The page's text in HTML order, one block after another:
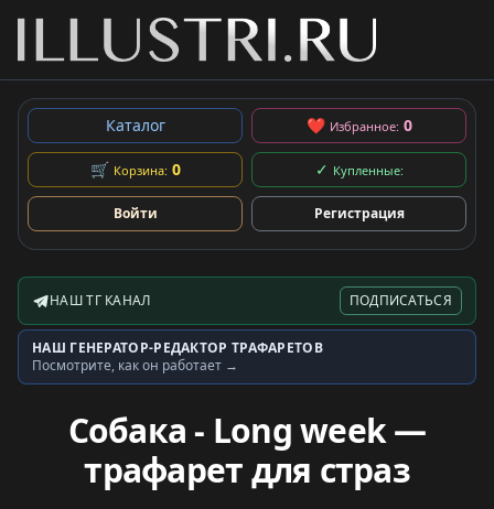
Каталог ❤ Избранное: 0
🛒 Корзина: 0 ✓ Купленные:
Войти Регистрация
Telegram-канал
НАШ ТГ КАНАЛ ПОДПИСАТЬСЯ
Генератор трафаретов
НАШ ГЕНЕРАТОР-РЕДАКТОР ТРАФАРЕТОВ
Посмотрите, как он работает →
Собака - Long week —
трафарет для страз